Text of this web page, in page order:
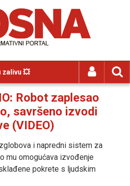
zalivu 💥
Robot zaplesao
savršeno izvodi
(VIDEO)
i napredni sistem za
mu omogućava izvođenje
pokrete s ljudskim